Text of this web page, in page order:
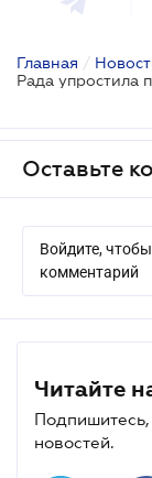
Главная /
Оставьте
Войдите,
комментарий
Читайте
Подпишитесь,
новостей.